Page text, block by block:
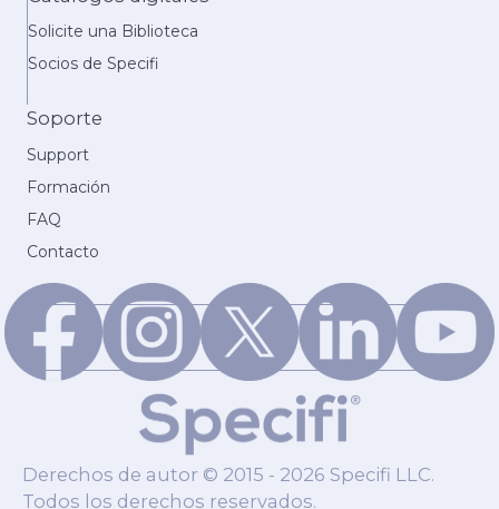
Solicite una Biblioteca
Socios de Specifi
Soporte
Support
Formación
FAQ
Contacto
Derechos de autor © 2015 - 2026 Specifi LLC.
Todos los derechos reservados.